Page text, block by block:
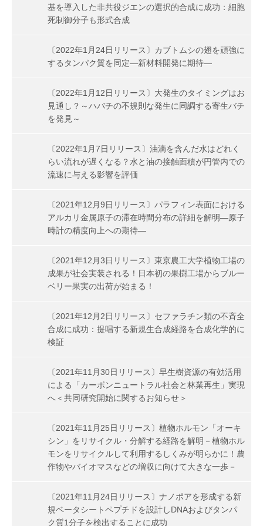
基を導入した非共役ジエンの選択的合成に成功：細胞
死制御分子も形式合成
〔2022年1月24日リリース〕カブトムシの翅を頑強に
するタンパク質を同定―新材料開発に期待―
〔2022年1月12日リリース〕大発生のタイミングはお
見通し？～ハバチの不規則な発生に同調する寄生バチ
を発見～
〔2022年1月7日リリース〕油滴を含んだ水はどれく
らい流れが遅くなる？水と油の接触面積が円管内での
流速に与える影響を評価
〔2021年12月9日リリース〕パラフィン表面における
アルカリ金属原子の滞在時間分布の詳細を解明―原子
時計の精度向上への期待―
〔2021年12月3日リリース〕東京農工大学植物工場の
成果が社会実装される！日本初の果樹工場からブルー
ベリー果実の出荷が始まる！
〔2021年12月2日リリース〕セファラチン類の不斉全
合成に成功：提唱する新規生合成経路を合成化学的に
検証
〔2021年11月30日リリース〕早生樹資源の有効活用
による「カーボンニュートラル社会と林業再生」実現
へ＜共同研究開始に関するお知らせ＞
〔2021年11月25日リリース〕植物ホルモン「オーキ
シン」をリサイクル・分解する経路を解明－植物ホル
モンをリサイクルして利用するしくみが明らかに！農
作物やバイオマスなどの増収に向けて大きな一歩－
〔2021年11月24日リリース〕ナノポアを形成する新
規ベータシートペプチドを設計しDNAおよびタンパ
ク質1分子を検出することに成功